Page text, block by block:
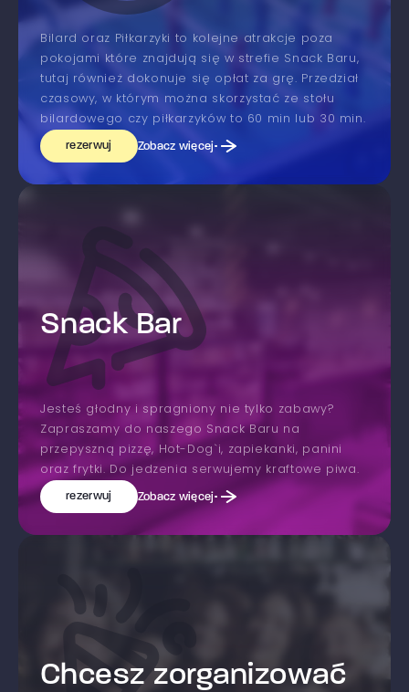
Bilard oraz Piłkarzyki to kolejne atrakcje poza
pokojami które znajdują się w strefie Snack Baru,
tutaj również dokonuje się opłat za grę. Przedział
czasowy, w którym można skorzystać ze stołu
bilardowego czy piłkarzyków to 60 min lub 30 min.
rezerwuj Zobacz więcej
Snack Bar
Jesteś głodny i spragniony nie tylko zabawy?
Zapraszamy do naszego Snack Baru na
przepyszną pizzę, Hot-Dog`i, zapiekanki, panini
oraz frytki. Do jedzenia serwujemy kraftowe piwa.
rezerwuj Zobacz więcej
Chcesz zorganizować